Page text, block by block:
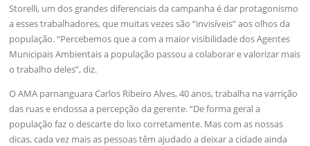
Storelli, um dos grandes diferenciais da campanha é dar protagonismo
a esses trabalhadores, que muitas vezes são “invisíveis” aos olhos da
população. “Percebemos que a com a maior visibilidade dos Agentes
Municipais Ambientais a população passou a colaborar e valorizar mais
o trabalho deles”, diz.
O AMA parnanguara Carlos Ribeiro Alves, 40 anos, trabalha na varrição
das ruas e endossa a percepção da gerente. “De forma geral a
população faz o descarte do lixo corretamente. Mas com as nossas
dicas, cada vez mais as pessoas têm ajudado a deixar a cidade ainda